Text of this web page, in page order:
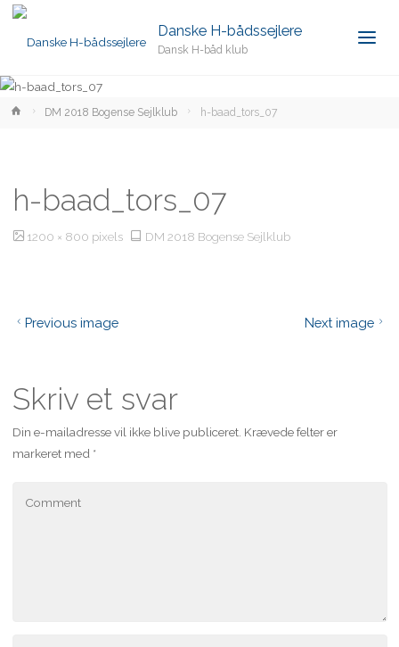
Danske H-bådssejlere
Dansk H-båd klub
HomeDM 2018 Bogense Sejlklub h-baad_tors_07
h-baad_tors_07
Full1200 × 800 pixels DM 2018 Bogense Sejlklub
Previous image Next image
Skriv et svar
Din e-mailadresse vil ikke blive publiceret. Krævede felter er
markeret med *